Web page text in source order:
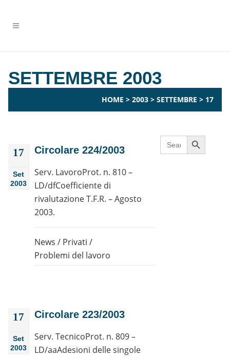
SETTEMBRE 2003
HOME > 2003 > SETTEMBRE > 17
17
Set
2003
Circolare 224/2003
Serv. LavoroProt. n. 810 –
LD/dfCoefficiente di
rivalutazione T.F.R. – Agosto
2003.
News / Privati /
Problemi del lavoro
17
Set
2003
Circolare 223/2003
Serv. TecnicoProt. n. 809 –
LD/aaAdesioni delle singole
Search
for:
Search Button